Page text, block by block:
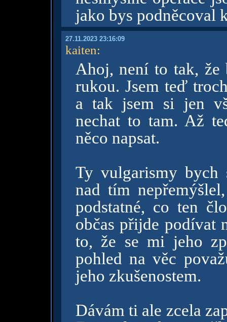
jako bys podněcoval
27.11.2023 23:16:09
kaiten:
Ahoj, není to tak, že
rukou. Jsem teď
a tak jsem si jen
nechat to tam. Až
něco napsat.
Ty vulgarismy bych
nad tím
podstatné, co ten
občas přijde podívat
to, že se mi jeho
pohled na věc
jeho zkušenostem.
Dávám ti ale zcela